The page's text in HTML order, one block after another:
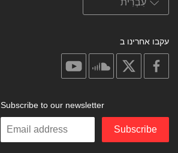
עקבו אחרינו ב
facebook
soundcloud
Subscribe to our newsletter
Enter
Subscribe